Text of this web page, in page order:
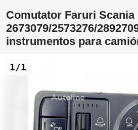
Comutator Faruri Scania
2673079/2573276/
instrumentos para
1/1